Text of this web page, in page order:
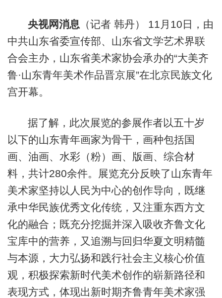
央视网消息 （记者 韩丹） 11月10日，由
中共山东省委宣传部、山东省文学艺术界联
合会主办，山东省美术家协会承办的“大美齐
鲁·山东青年美术作品晋京展”在北京民族文化
宫开幕。
据了解，此次展览的参展作者以五十岁
以下的山东青年画家为骨干，画种包括国
画、油画、水彩（粉）画、版画、综合材
料，共计280余件。展览充分反映了山东青年
美术家坚持以人民为中心的创作导向，既继
承中华民族优秀文化传统，又注重东西方文
化的融合；既充分挖掘并深入吸收齐鲁文化
宝库中的营养，又追溯与回归华夏文明精髓
与本源，大力弘扬和践行社会主义核心价值
观，积极探索新时代美术创作的崭新路径和
表现方式，体现出新时期齐鲁青年美术家强